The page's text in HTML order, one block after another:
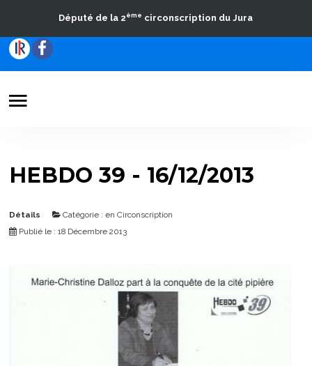
Travaux parlementaires
La Circonscription
Député de la 2ème circonscription du Jura
HEBDO 39 - 16/12/2013
Détails Catégorie :en Circonscription
Publié le : 18 Décembre 2013